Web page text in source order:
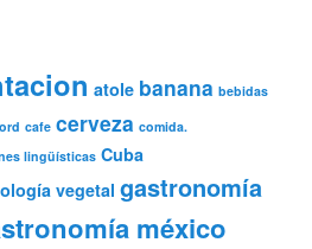
atole banana bebidas
cafe cerveza comida.
lingüísticas Cuba
vegetal gastronomía
méxico